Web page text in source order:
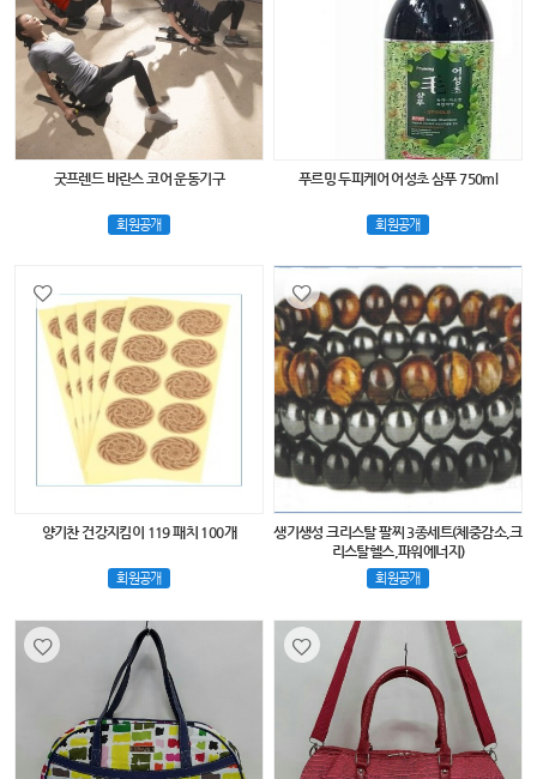
굿프렌드 바란스 코어 운동기구
회원공개
푸르밍 두피케어 어성초 삼푸 750ml
회원공개
양기찬 건강지킴이 119 패치 100개
회원공개
생기생성 크리스탈 팔찌 3종세트(체중감소,크
리스탈헬스,파워에너지)
회원공개